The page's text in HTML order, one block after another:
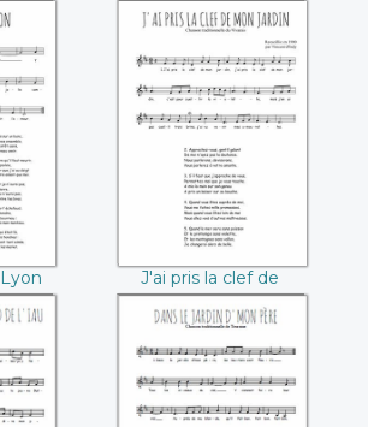
J'ai pris la clef de
mon jardin
J'ai pris la clef de
mon jardin
le
Dans le jardin
d'mon père